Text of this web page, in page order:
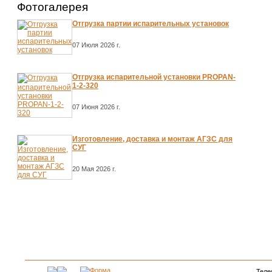
Фотогалерея
Отгрузка партии испарительных установок
07 Июля 2026 г.
Отгрузка испарительной установки PROPAN-
1-2-320
07 Июня 2026 г.
Изготовление, доставка и монтаж АГЗС для
СУГ
20 Мая 2026 г.